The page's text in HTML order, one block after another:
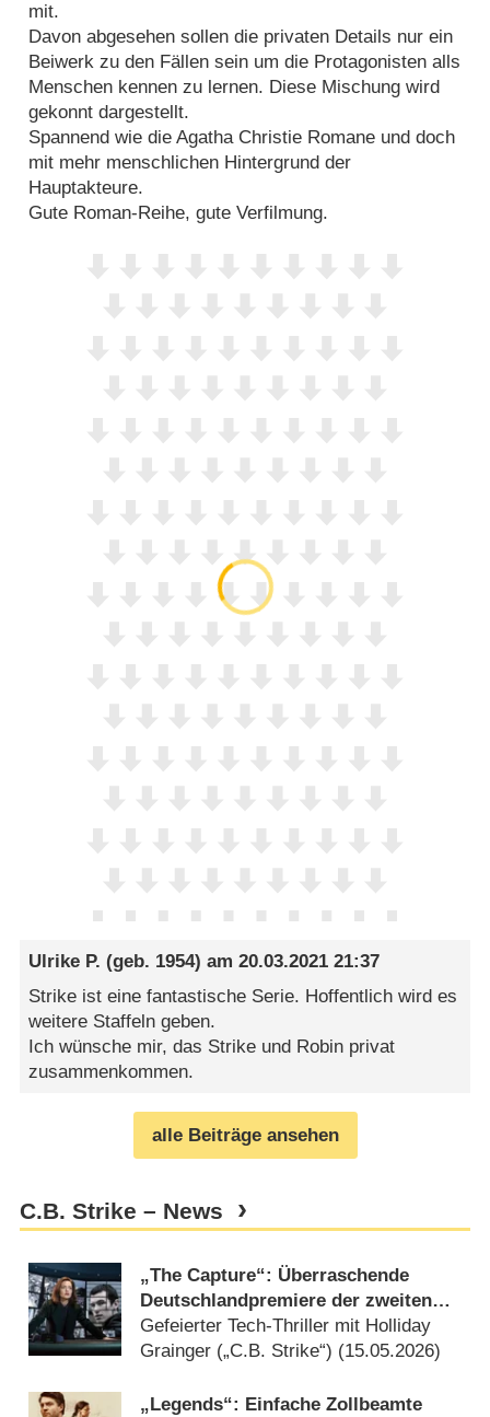
mit.
Davon abgesehen sollen die privaten Details nur ein
Beiwerk zu den Fällen sein um die Protagonisten alls
Menschen kennen zu lernen. Diese Mischung wird
gekonnt dargestellt.
Spannend wie die Agatha Christie Romane und doch
mit mehr menschlichen Hintergrund der
Hauptakteure.
Gute Roman-Reihe, gute Verfilmung.
Ulrike P. (geb. 1954) am20.03.2021 21:37
Strike ist eine fantastische Serie. Hoffentlich wird es
weitere Staffeln geben.
Ich wünsche mir, das Strike und Robin privat
zusammenkommen.
alle Beiträge ansehen
C.B. Strike – News
„The Capture“: Überraschende
Deutschlandpremiere der zweiten
und dritten Staffel des BBC-Thrillers
Gefeierter Tech-Thriller mit Holliday
Grainger („C.B. Strike“) (15.05.2026)
„Legends“: Einfache Zollbeamte